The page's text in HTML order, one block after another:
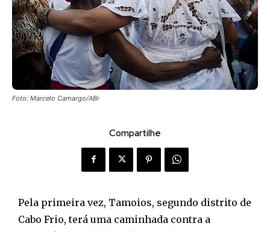
Foto: Marcelo Camargo/ABr
Compartilhe
Pela primeira vez, Tamoios, segundo distrito de
Cabo Frio, terá uma caminhada contra a